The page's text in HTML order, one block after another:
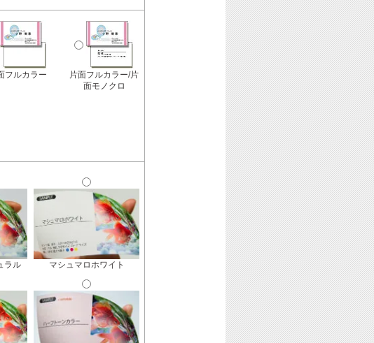
フルカラー
片面フルカラー/片
面モノクロ
ラル マシュマロホワイト